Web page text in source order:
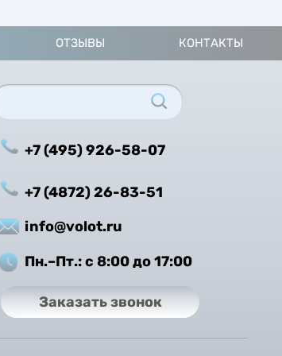
ОТЗЫВЫ КОНТАКТЫ
+7 (495) 926-58-07
+7 (4872) 26-83-51
info@volot.ru
Пн.–Пт.: с 8:00 до 17:00
Заказать звонок